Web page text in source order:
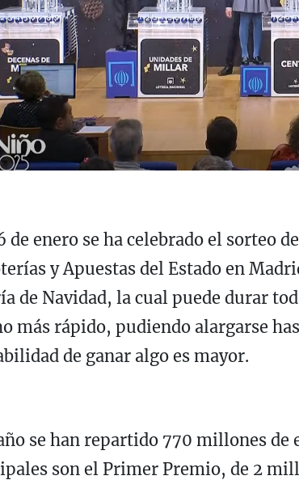
de enero se ha celebrado el sorteo
y Apuestas del Estado en
de Navidad, la cual puede durar
más rápido, pudiendo alargarse
de ganar algo es mayor.
se han repartido 770 millones de
son el Primer Premio, de 2